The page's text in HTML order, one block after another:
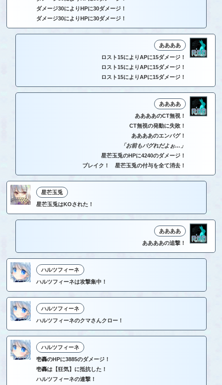
ダメージ30によりHPに30ダメージ！
ダメージ30によりHPに30ダメージ！
ああああ
ロスト15によりAPに15ダメージ！
ロスト15によりAPに15ダメージ！
ロスト15によりAPに15ダメージ！
ああああ
ああああのCT無視！
CT無視の発動に失敗！
ああああのエンバグ！
「お前もバグれだよぉ…」
星芒玉兎のHPに4240のダメージ！
ブレイク！ 星芒玉兎の付与を全て消去！
星芒玉兎
星芒玉兎はKOされた！
ああああ
ああああの追撃！
ハルツフィーネ
ハルツフィーネは攻撃集中！
ハルツフィーネ
ハルツフィーネのクマさんクロー！
ハルツフィーネ
壱轟のHPに3885のダメージ！
壱轟は【狂気】に抵抗した！
ハルツフィーネの連撃！